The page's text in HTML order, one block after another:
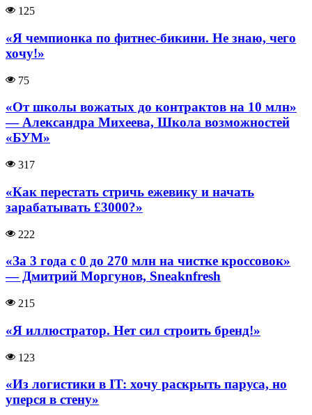
125
«Я чемпионка по фитнес-бикини. Не знаю, чего
хочу!»
75
«От школы вожатых до контрактов на 10 млн»
— Александра Михеева, Школа возможностей
«БУМ»
317
«Как перестать стричь ежевику и начать
зарабатывать £3000?»
222
«За 3 года с 0 до 270 млн на чистке кроссовок»
— Дмитрий Моргунов, Sneaknfresh
215
«Я иллюстратор. Нет сил строить бренд!»
123
«Из логистики в IT: хочу раскрыть паруса, но
уперся в стену»